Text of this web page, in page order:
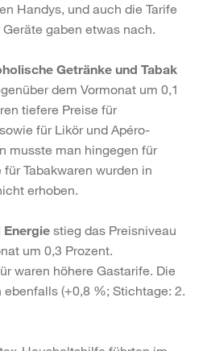
Handys, und auch die Tarife
gaben etwas nach.
Getränke und Tabak
dem Vormonat um 0,1
tiefere Preise für
für Likör und Apéro-
musste man hingegen für
Tabakwaren wurden in
erhoben.
Energie stieg das Preisniveau
um 0,3 Prozent.
waren höhere Gastarife. Die
(+0,8 %; Stichtage: 2.